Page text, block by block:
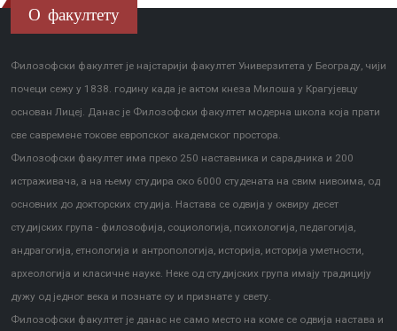
О факултету
Филозофски факултет је најстарији факултет Универзитета у Београду, чији
почеци сежу у 1838. годину када је актом кнеза Милоша у Крагујевцу
основан Лицеј. Данас је Филозофски факултет модерна школа која прати
све савремене токове европског академског простора.
Филозофски факултет има преко 250 наставника и сарадника и 200
истраживача, а на њему студира око 6000 студената на свим нивоима, од
основних до докторских студија. Настава се одвија у оквиру десет
студијских група - филозофија, социологија, психологија, педагогија,
андрагогија, етнологија и антропологија, историја, историја уметности,
археологија и класичне науке. Неке од студијских група имају традицију
дужу од једног века и познате су и признате у свету.
Филозофски факултет је данас не само место на коме се одвија настава и